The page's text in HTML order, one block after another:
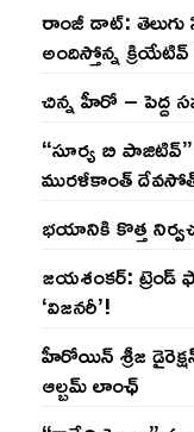
రాంజీ డాట్: తెలుగు
అందిస్తోన్న
చిన్న హీరో – పెద్ద
“సూర్య బి
మురళీకాంత్
భయానికి కొత్త
జయశంకర్: ట్రెండ్‌
‘విజనరీ’!
హీరోయిన్ శ్రీజ
ఆల్బమ్ లాంఛ్